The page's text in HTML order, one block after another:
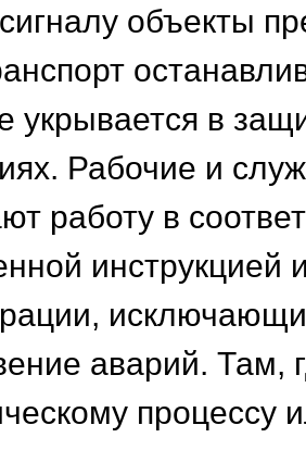
объекты
укрывается в
Рабочие и
работу в
инструкцией
аварий. Там,
процессу